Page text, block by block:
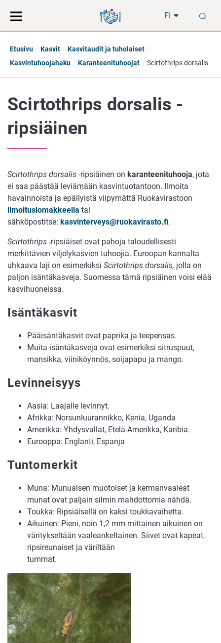
suoraan
sisältöön
koko
sivuston
FI
Etusivu Kasvit
Kasvitaudit ja tuholaiset
Kasvintuhoojahaku
Karanteenituhoojat Scirtothrips dorsalis
Scirtothrips dorsalis -
ripsiäinen
Scirtothrips dorsalis -ripsiäinen on karanteenituhooja, jota
ei saa päästää leviämään kasvintuotantoon. Ilmoita
havainnoista ja epäilyistä viipymättä Ruokavirastoon
ilmoituslomakkeella tai
sähköpostitse: kasvinterveys@ruokavirasto.fi.
Scirtothrips -ripsiäiset ovat pahoja taloudellisesti
merkittävien viljelykasvien tuhoojia. Euroopan kannalta
uhkaava laji on esimerkiksi Scirtothrips dorsalis, jolla on
paljon isäntäkasveja. Suomessa tämä ripsiäinen voisi elää
kasvihuoneissa.
Isäntäkasvit
Pääisäntäkasvit ovat paprika ja teepensas.
Muita isäntäkasveja ovat esimerkiksi sitruspuut,
mansikka, viiniköynnös, soijapapu ja mango.
Levinneisyys
Aasia: Laajalle levinnyt.
Afrikka: Norsunluurannikko, Kenia, Uganda
Amerikka: Yhdysvallat, Etelä-Amerikka, Karibia.
Eurooppa: Englanti, Espanja
Tuntomerkit
Muna: Munuaisen muotoiset ja kermanvaaleat
munat ovat paljain silmin mahdottomia nähdä.
Toukka: Ripsiäisellä on kaksi toukkavaihetta.
Aikuinen: Pieni, noin 1,2 mm mittainen aikuinen on
väritykseltään vaaleankeltainen. Siivet ovat kapeat,
ripsireunaiset ja väriltään